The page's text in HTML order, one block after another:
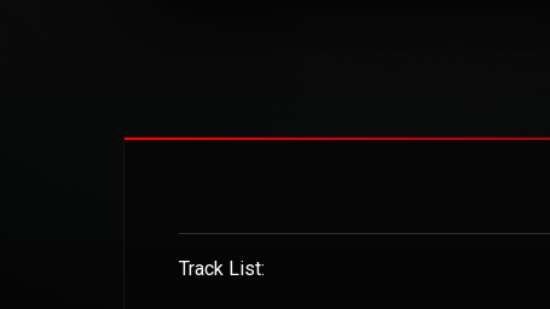
Track List: